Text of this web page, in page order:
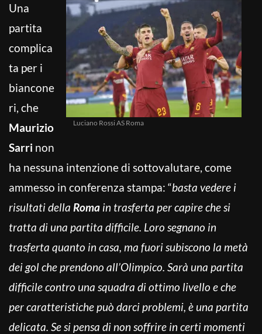
Luciano Rossi AS Roma
Una
partita
complica
ta per i
biancone
ri, che
Maurizio
Sarri non
ha nessuna intenzione di sottovalutare, come
ammesso in conferenza stampa: “basta vedere i
risultati della Roma in trasferta per capire che si
tratta di una partita difficile. Loro segnano in
trasferta quanto in casa, ma fuori subiscono la metà
dei gol che prendono all’Olimpico. Sarà una partita
difficile contro una squadra di ottimo livello e che
per caratteristiche può darci problemi, è una partita
delicata. Se si pensa di non soffrire in certi momenti